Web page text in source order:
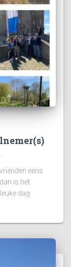
eens
is het
dag